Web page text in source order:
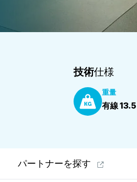
技術仕様
重量
有線
パートナーを探す